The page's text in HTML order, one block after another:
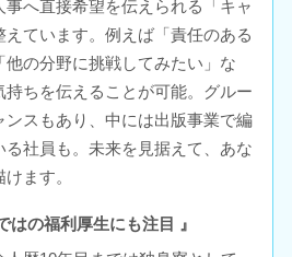
へ直接希望を伝えられる「キャ
えています。例えば「責任のある
他の分野に挑戦してみたい」な
持ちを伝えることが可能。グルー
ンスもあり、中には出版事業で編
社員も。未来を見据えて、あな
ます。
はの福利厚生にも注目 』